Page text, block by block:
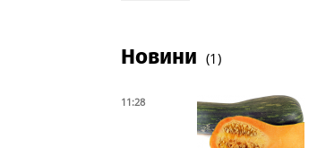
Новини (1)
11:28